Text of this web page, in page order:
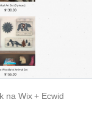
na Wix + Ecwid